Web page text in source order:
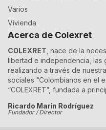
Varios
Vivienda
Acerca de Colexret
COLEXRET , nace de la
libertad e independencia, las
realizando a través de
sociales “Colombianos en el
“COLEXRET”, fundada a
Ricardo Marín Rodríguez
Fundador / Director